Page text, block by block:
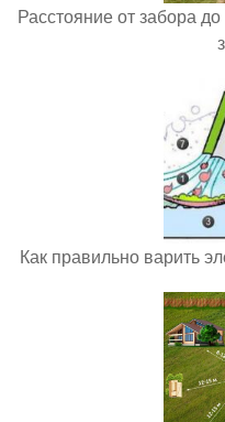
Расстояние от забора
Как правильно варить